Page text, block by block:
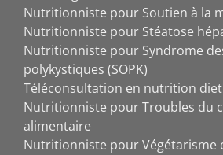
Nutritionniste pour Soutien à la
Nutritionniste pour Stéatose
Nutritionniste pour Syndrome
polykystiques (SOPK)
Téléconsultation en nutrition
Nutritionniste pour Troubles du
alimentaire
Nutritionniste pour Végétarisme